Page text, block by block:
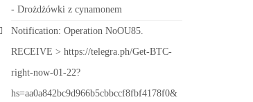
- Drożdżówki z cynamonem
Notification: Operation NoOU85.
RECEIVE > https://telegra.ph/Get-BTC-
right-now-01-22?
hs=aa0a842bc9d966b5cbbccf8fbf4178f0&